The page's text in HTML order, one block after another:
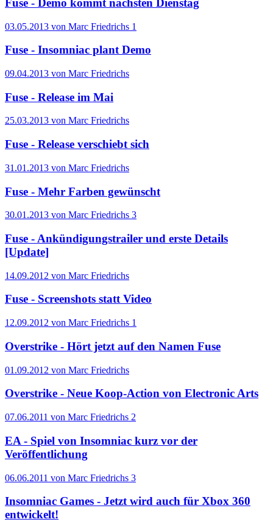
Fuse - Demo kommt nächsten Dienstag
03.05.2013 von Marc Friedrichs 1
Fuse - Insomniac plant Demo
09.04.2013 von Marc Friedrichs
Fuse - Release im Mai
25.03.2013 von Marc Friedrichs
Fuse - Release verschiebt sich
31.01.2013 von Marc Friedrichs
Fuse - Mehr Farben gewünscht
30.01.2013 von Marc Friedrichs 3
Fuse - Ankündigungstrailer und erste Details
[Update]
14.09.2012 von Marc Friedrichs
Fuse - Screenshots statt Video
12.09.2012 von Marc Friedrichs 1
Overstrike - Hört jetzt auf den Namen Fuse
01.09.2012 von Marc Friedrichs
Overstrike - Neue Koop-Action von Electronic Arts
07.06.2011 von Marc Friedrichs 2
EA - Spiel von Insomniac kurz vor der
Veröffentlichung
06.06.2011 von Marc Friedrichs 3
Insomniac Games - Jetzt wird auch für Xbox 360
entwickelt!